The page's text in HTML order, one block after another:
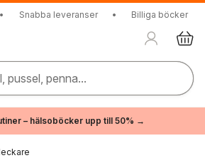
• Snabba leveranser • Billiga böcker
pussel, penna...
– hälsoböcker upp till 50% →